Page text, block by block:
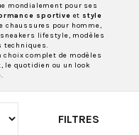
mondialement pour ses
sportive et style
chaussures pour homme,
lifestyle, modèles
techniques.
choix complet de modèles
le quotidien ou un look
FILTRES